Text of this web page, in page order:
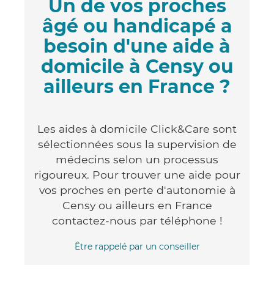
Un de vos proches
âgé ou handicapé a
besoin d'une aide à
domicile à Censy ou
ailleurs en France ?
Les aides à domicile Click&Care sont
sélectionnées sous la supervision de
médecins selon un processus
rigoureux. Pour trouver une aide pour
vos proches en perte d'autonomie à
Censy ou ailleurs en France
contactez-nous par téléphone !
Être rappelé par un conseiller